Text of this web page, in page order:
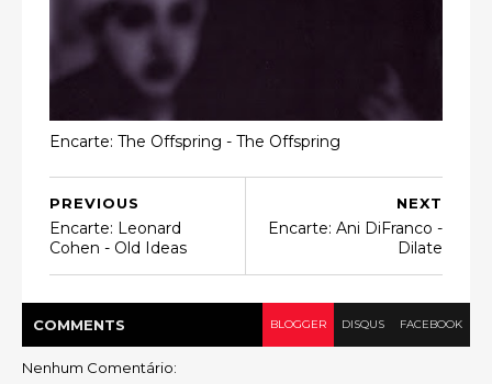
Encarte: The Offspring - The Offspring
NEXT
Encarte: Ani DiFranco -
Dilate
PREVIOUS
Encarte: Leonard
Cohen - Old Ideas
COMMENTS BLOGGER DISQUS FACEBOOK
Nenhum Comentário: